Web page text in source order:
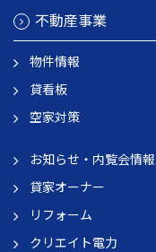
不動産事業
物件情報
貸看板
空家対策
お知らせ・内覧会情報
貸家オーナー
リフォーム
クリエイト電力